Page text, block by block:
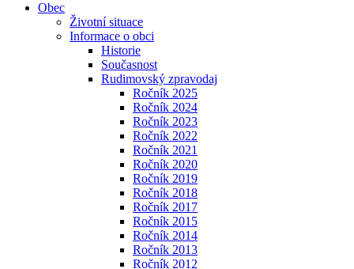
Obec
Životní situace
Informace o obci
Historie
Současnost
Rudimovský zpravodaj
Ročník 2025
Ročník 2024
Ročník 2023
Ročník 2022
Ročník 2021
Ročník 2020
Ročník 2019
Ročník 2018
Ročník 2017
Ročník 2015
Ročník 2014
Ročník 2013
Ročník 2012